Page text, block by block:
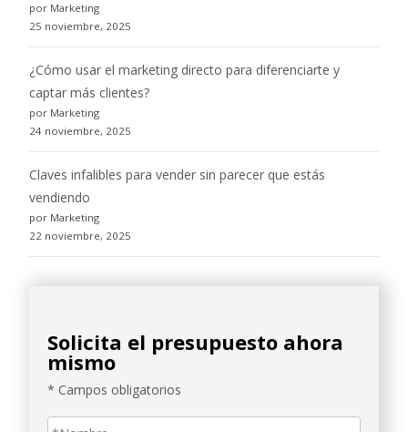
por Marketing
25 noviembre, 2025
¿Cómo usar el marketing directo para diferenciarte y
captar más clientes?
por Marketing
24 noviembre, 2025
Claves infalibles para vender sin parecer que estás
vendiendo
por Marketing
22 noviembre, 2025